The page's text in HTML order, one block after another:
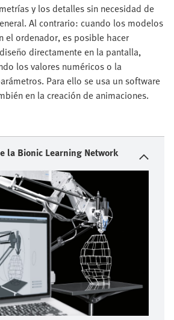
y los detalles sin necesidad de
Al contrario: cuando los modelos
el ordenador, es posible hacer
directamente en la pantalla,
los valores numéricos o la
Para ello se usa un software
en la creación de animaciones.
la Bionic Learning Network